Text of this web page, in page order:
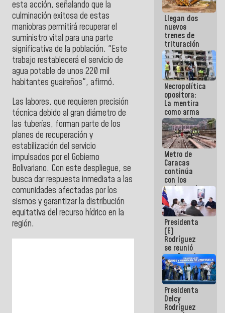
esta acción, señalando que la
culminación exitosa de estas
maniobras permitirá recuperar el
suministro vital para una parte
significativa de la población. "Este
trabajo restablecerá el servicio de
agua potable de unos 220 mil
habitantes guaireños", afirmó.
Las labores, que requieren precisión
técnica debido al gran diámetro de
las tuberías, forman parte de los
planes de recuperación y
estabilización del servicio
impulsados por el Gobierno
Bolivariano. Con este despliegue, se
busca dar respuesta inmediata a las
comunidades afectadas por los
sismos y garantizar la distribución
equitativa del recurso hídrico en la
región.
que haces
es
embarrarla
Llegan dos
nuevos
trenes de
trituración
para
optimizar
manejo de
escombros
en La Guaira
Necropolítica
opositora:
La mentira
como arma
contra el
Pueblo
Metro de
Caracas
continúa
con los
trabajos de
mantenimiento
e inspección
en la Línea 2
Presidenta
(E)
Rodríguez
se reunió
con Estado
Mayor
Eléctrico
para
abordar
planes de
acción
Presidenta
Delcy
Rodríguez